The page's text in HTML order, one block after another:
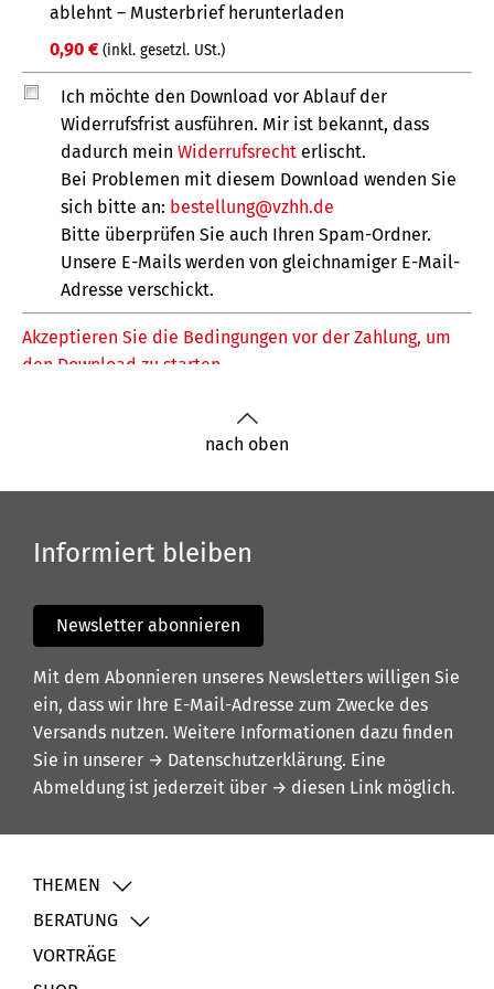
nach oben
Informiert bleiben
Newsletter abonnieren
Mit dem Abonnieren unseres Newsletters willigen Sie
ein, dass wir Ihre E-Mail-Adresse zum Zwecke des
Versands nutzen. Weitere Informationen dazu finden
Sie in unserer → Datenschutzerklärung. Eine
Abmeldung ist jederzeit über → diesen Link möglich.
THEMEN
BERATUNG
VORTRÄGE